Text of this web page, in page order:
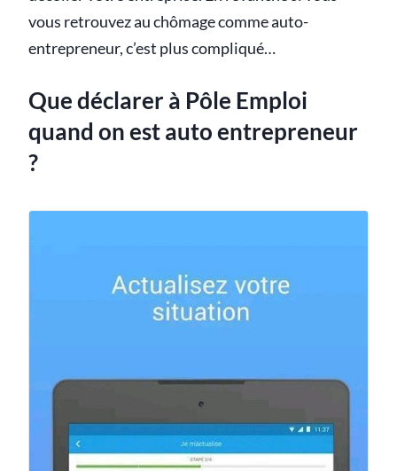
vous retrouvez au chômage comme auto-
entrepreneur, c’est plus compliqué…
Que déclarer à Pôle Emploi
quand on est auto entrepreneur
?